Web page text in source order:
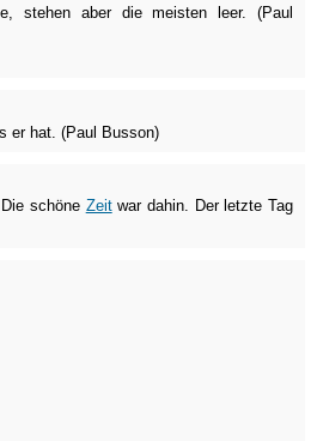
stehen aber die meisten leer. (Paul
er hat. (Paul Busson)
schöne Zeitwar dahin. Der letzte Tag